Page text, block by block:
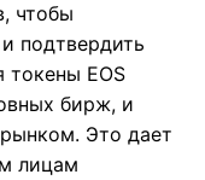
чтобы
подтвердить
токены EOS
бирж, и
Это дает
лицам